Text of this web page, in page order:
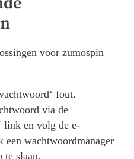
voor zumospin
fout.
via de
link en volg de e-
wachtwoordmanager
te slaan.